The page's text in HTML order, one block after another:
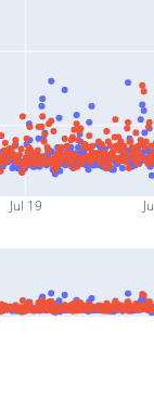
Jul 19